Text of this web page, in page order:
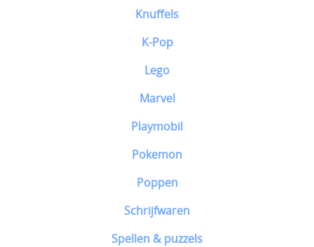
Knuffels
K-Pop
Lego
Marvel
Playmobil
Pokemon
Poppen
Schrijfwaren
Spellen & puzzels